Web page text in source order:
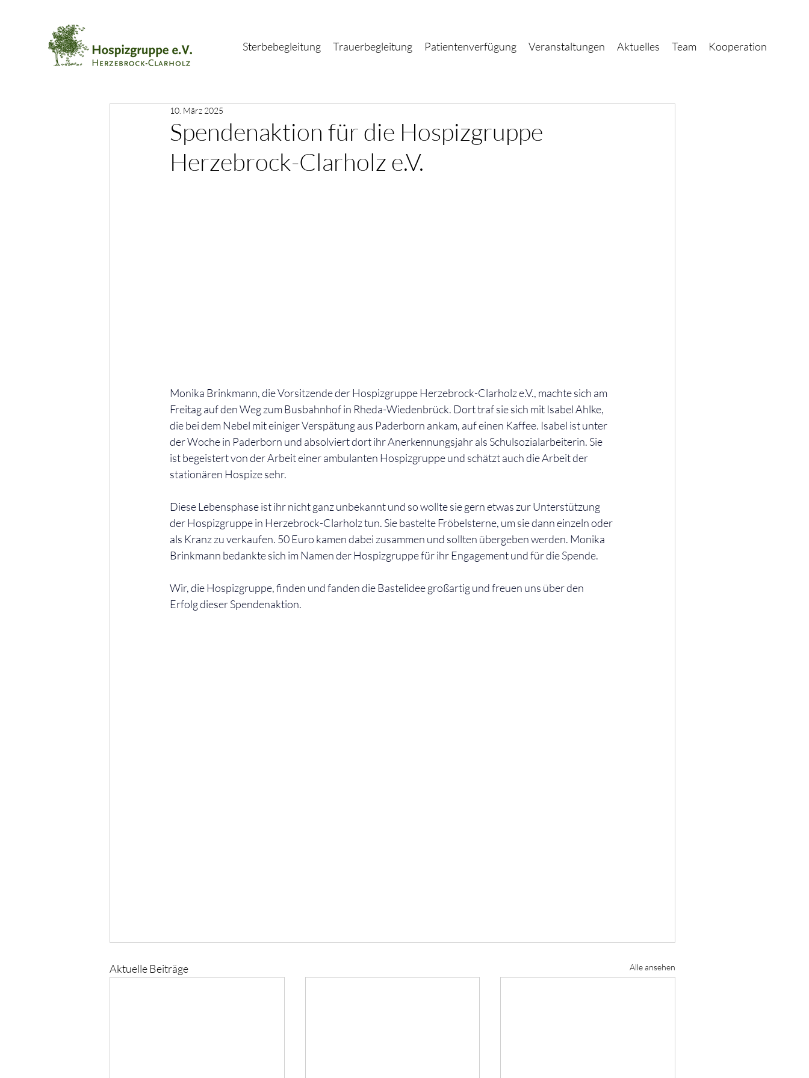
Sterbebegleitung Trauerbegleitung Patientenverfügung Veranstaltungen Aktuelles Team Kooperation
Spendenaktion für die Hospizgruppe
Herzebrock-Clarholz e.V.
10. März 2025
Monika Brinkmann, die Vorsitzende der Hospizgruppe Herzebrock-Clarholz e.V., machte sich am
Freitag auf den Weg zum Busbahnhof in Rheda-Wiedenbrück. Dort traf sie sich mit Isabel Ahlke,
die bei dem Nebel mit einiger Verspätung aus Paderborn ankam, auf einen Kaffee. Isabel ist unter
der Woche in Paderborn und absolviert dort ihr Anerkennungsjahr als Schulsozialarbeiterin. Sie
ist begeistert von der Arbeit einer ambulanten Hospizgruppe und schätzt auch die Arbeit der
stationären Hospize sehr.
Diese Lebensphase ist ihr nicht ganz unbekannt und so wollte sie gern etwas zur Unterstützung
der Hospizgruppe in Herzebrock-Clarholz tun. Sie bastelte Fröbelsterne, um sie dann einzeln oder
als Kranz zu verkaufen. 50 Euro kamen dabei zusammen und sollten übergeben werden. Monika
Brinkmann bedankte sich im Namen der Hospizgruppe für ihr Engagement und für die Spende.
Wir, die Hospizgruppe, finden und fanden die Bastelidee großartig und freuen uns über den
Erfolg dieser Spendenaktion.
Aktuelle Beiträge Alle ansehen